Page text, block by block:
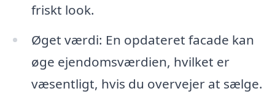
friskt look.
Øget værdi: En opdateret facade kan
øge ejendomsværdien, hvilket er
væsentligt, hvis du overvejer at sælge.